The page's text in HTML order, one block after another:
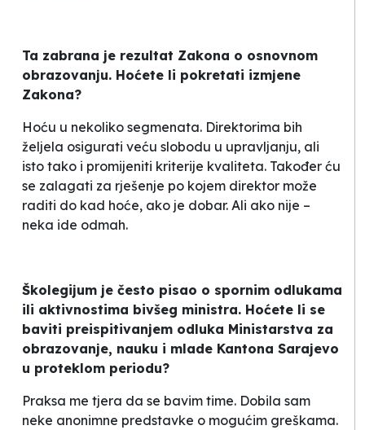
Ta zabrana je rezultat Zakona o osnovnom
obrazovanju. Hoćete li pokretati izmjene
Zakona?
Hoću u nekoliko segmenata. Direktorima bih
željela osigurati veću slobodu u upravljanju, ali
isto tako i promijeniti kriterije kvaliteta. Također ću
se zalagati za rješenje po kojem direktor može
raditi do kad hoće, ako je dobar. Ali ako nije –
neka ide odmah.
Školegijum je često pisao o spornim odlukama
ili aktivnostima bivšeg ministra. Hoćete li se
baviti preispitivanjem odluka Ministarstva za
obrazovanje, nauku i mlade Kantona Sarajevo
u proteklom periodu?
Praksa me tjera da se bavim time. Dobila sam
neke anonimne predstavke o mogućim greškama.